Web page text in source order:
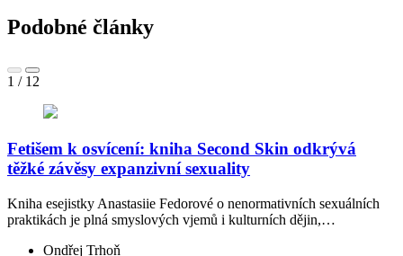
Podobné články
1 / 12
Fetišem k osvícení: kniha Second Skin odkrývá
těžké závěsy expanzivní sexuality
Kniha esejistky Anastasiie Fedorové o nenormativních sexuálních
praktikách je plná smyslových vjemů i kulturních dějin,…
Ondřej Trhoň